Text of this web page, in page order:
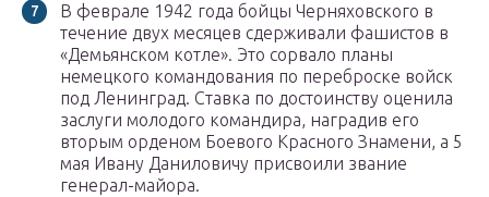
В феврале 1942 года бойцы Черняховского в
течение двух месяцев сдерживали фашистов в
«Демьянском котле». Это сорвало планы
немецкого командования по переброске войск
под Ленинград. Ставка по достоинству оценила
заслуги молодого командира, наградив его
вторым орденом Боевого Красного Знамени, а 5
мая Ивану Даниловичу присвоили звание
генерал-майора.